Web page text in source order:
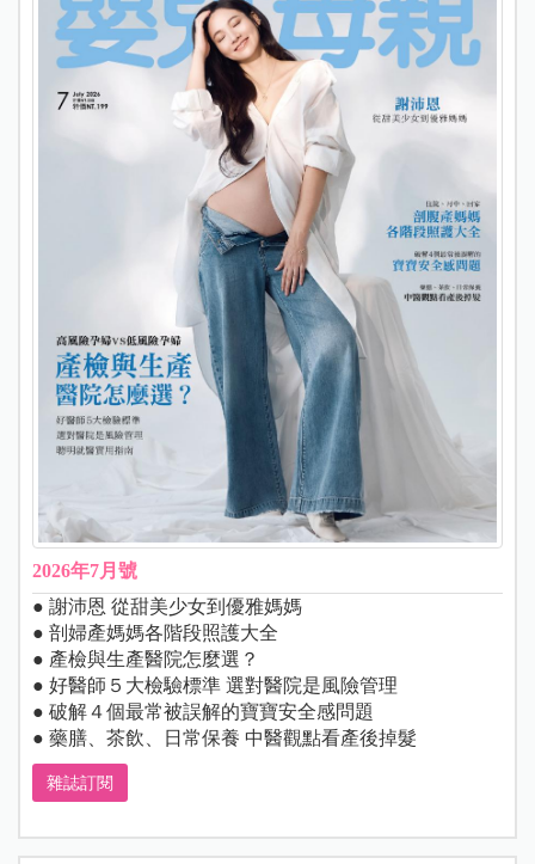
2026年7月號
● 謝沛恩 從甜美少女到優雅媽媽
● 剖婦產媽媽各階段照護大全
● 產檢與生產醫院怎麼選？
● 好醫師５大檢驗標準 選對醫院是風險管理
● 破解４個最常被誤解的寶寶安全感問題
● 藥膳、茶飲、日常保養 中醫觀點看產後掉髮
雜誌訂閱